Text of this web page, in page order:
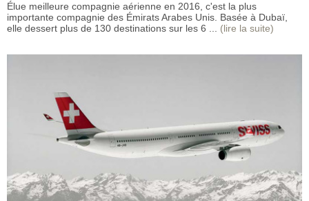
Élue meilleure compagnie aérienne en 2016, c'est la plus
importante compagnie des Émirats Arabes Unis. Basée à Dubaï,
elle dessert plus de 130 destinations sur les 6 ... (lire la suite)